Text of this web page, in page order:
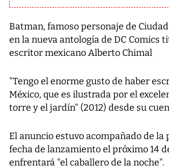
Batman, famoso personaje de
en la nueva antología de DC Comics
escritor mexicano Alberto Chimal
"Tengo el enorme gusto de haber
México, que es ilustrada por el
torre y el jardín" (2012) desde su
El anuncio estuvo acompañado de
fecha de lanzamiento el próximo 14
enfrentará "el caballero de la noche".